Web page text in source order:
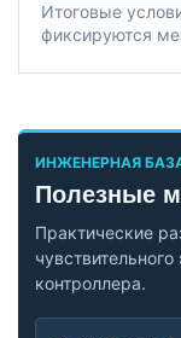
Итоговые
фиксируются
ИНЖЕНЕРНАЯ БАЗА
Полезные
Практические
контроллера.